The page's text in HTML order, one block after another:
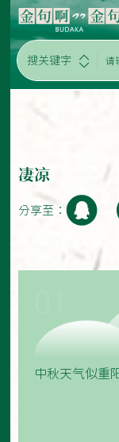
搜关键字
凄凉
分享至：
中秋天气似重